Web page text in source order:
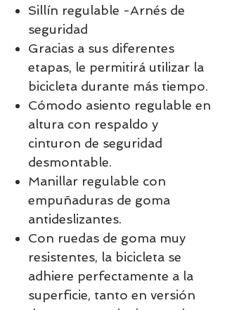
Sillín regulable -Arnés de
seguridad
Gracias a sus diferentes
etapas, le permitirá utilizar la
bicicleta durante más tiempo.
Cómodo asiento regulable en
altura con respaldo y
cinturon de seguridad
desmontable.
Manillar regulable con
empuñaduras de goma
antideslizantes.
Con ruedas de goma muy
resistentes, la bicicleta se
adhiere perfectamente a la
superficie, tanto en versión